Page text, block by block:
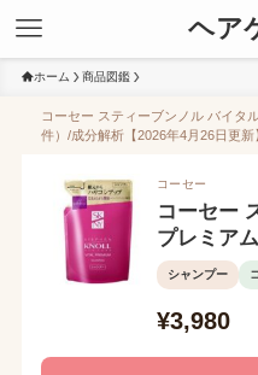
ヘア
ホーム 商品図鑑
コーセー スティーブンノル バイタ
件）/成分解析【2026年4月26日更新
コーセー
コーセー
プレミア
シャンプー
¥3,980